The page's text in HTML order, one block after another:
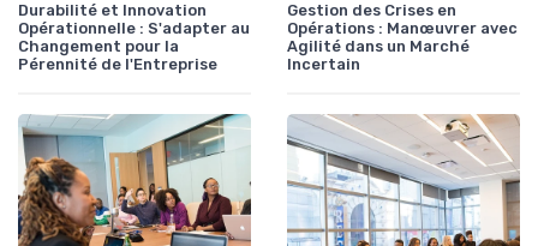
Durabilité et Innovation
Opérationnelle : S'adapter au
Changement pour la
Pérennité de l'Entreprise
Gestion des Crises en
Opérations : Manœuvrer avec
Agilité dans un Marché
Incertain